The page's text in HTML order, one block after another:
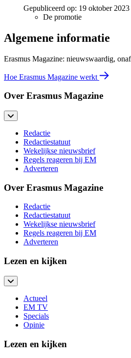
Gepubliceerd op: 19 oktober 2023
De promotie
Algemene informatie
Erasmus Magazine: nieuwswaardig,
Hoe Erasmus Magazine werkt
Over Erasmus Magazine
Redactie
Redactiestatuut
Wekelijkse nieuwsbrief
Regels reageren bij EM
Adverteren
Over Erasmus Magazine
Redactie
Redactiestatuut
Wekelijkse nieuwsbrief
Regels reageren bij EM
Adverteren
Lezen en kijken
Actueel
EM TV
Specials
Opinie
Lezen en kijken